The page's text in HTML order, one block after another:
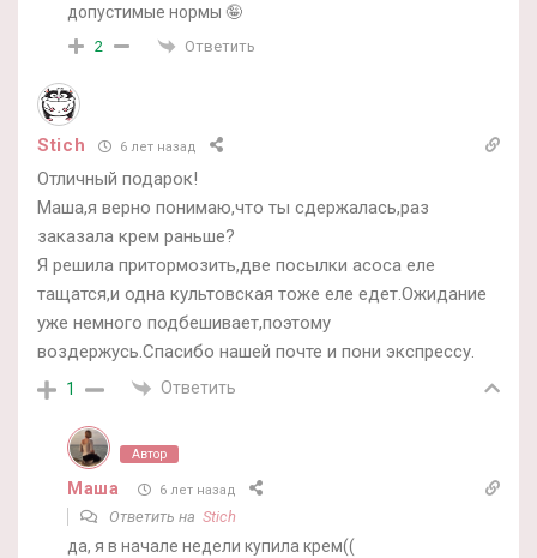
допустимые нормы 🤪
2 Ответить
Stich 6 лет назад
Отличный подарок!
Маша,я верно понимаю,что ты сдержалась,раз
заказала крем раньше?
Я решила притормозить,две посылки асоса еле
тащатся,и одна культовская тоже еле едет.Ожидание
уже немного подбешивает,поэтому
воздержусь.Спасибо нашей почте и пони экспрессу.
1 Ответить
Автор
Маша 6 лет назад
Ответить на Stich
да, я в начале недели купила крем((